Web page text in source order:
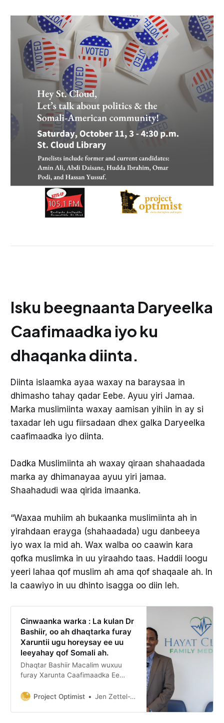
Isku beegnaanta Daryeelka
Caafimaadka iyo ku
dhaqanka diinta.
Diinta islaamka ayaa waxay na baraysaa in
dhimasho tahay qadar Eebe. Ayuu yiri Jamaa.
Marka muslimiinta waxay aamisan yihiin in ay si
taxadar leh ugu fiirsadaan dhex galka Daryeelka
caafimaadka iyo diinta.
Dadka Muslimiinta ah waxay qiraan shahaadada
marka ay dhimanayaa ayuu yiri jamaa.
Shaahadudi waa qirida imaanka.
“Waxaa muhiim ah bukaanka muslimiinta ah in
yirahdaan erayga (shahaadada) ugu danbeeya
iyo wax la mid ah. Wax walba oo caawin kara
qofka muslimka in uu yiraahdo taas. Haddii loogu
yeeri lahaa qof muslim ah ama qof shaqaale ah. In
la caawiyo in uu dhinto isagga oo diin leh.
Cinwaanka warka : La kulan Dr
Bashiir, oo ah dhaqtarka furay
Xaruntii ugu horeysay ee uu
leeyahay qof Somali ah.
Dhaqtar Bashiir Macalim wuxuu
furay Xarunta Caafimaadka Ee
ugu adeego Bulshadda
Bartamaha Minnesota. waxay
Project Optimist Jen Zettel-Vandenhouten